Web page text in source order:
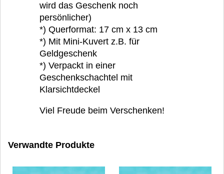
wird das Geschenk noch
persönlicher)
*) Querformat: 17 cm x 13 cm
*) Mit Mini-Kuvert z.B. für
Geldgeschenk
*) Verpackt in einer
Geschenkschachtel mit
Klarsichtdeckel
Viel Freude beim Verschenken!
Verwandte Produkte